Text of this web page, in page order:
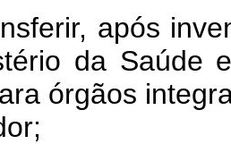
após
da Saúde
órgãos